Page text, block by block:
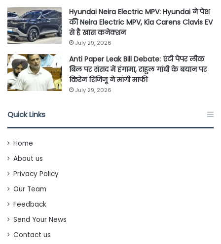
Hyundai Neira Electric MPV: Hyundai ने पेश
की Neira Electric MPV, Kia Carens Clavis EV
से है खास कनेक्शन
July 29, 2026
Anti Paper Leak Bill Debate: एंटी पेपर लीक
बिल पर संसद में हंगामा, राहुल गांधी के बयान पर
किरेन रिजिजू ने मांगी माफी
July 29, 2026
Quick Links
Home
About us
Privacy Policy
Our Team
Feedback
Send Your News
Contact us